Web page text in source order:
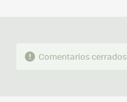
Comentarios cerrados